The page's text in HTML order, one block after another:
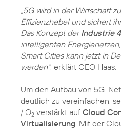
„5G wird in der Wirtschaft
Effizienzhebel und sichert
Das Konzept derIndustrie
intelligenten
Smart Cities kann jetzt in
werden“, erklärt CEO Haas.
Um den Aufbau von 5G-
deutlich zu vereinfachen,
/ O2 verstärkt auf Cloud
Virtualisierung. Mit der